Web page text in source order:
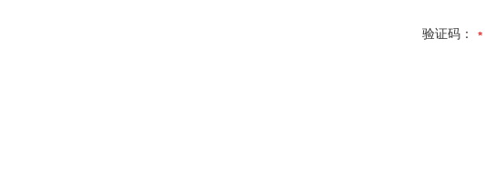
验证码：